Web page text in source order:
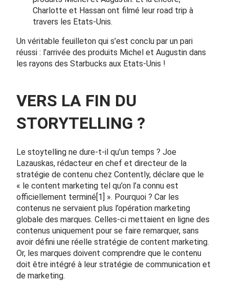
Charlotte et Hassan ont filmé leur road trip à
travers les Etats-Unis.
Un véritable feuilleton qui s’est conclu par un pari
réussi : l’arrivée des produits Michel et Augustin dans
les rayons des Starbucks aux Etats-Unis !
VERS LA FIN DU
STORYTELLING ?
Le stoytelling ne dure-t-il qu’un temps ? Joe
Lazauskas, rédacteur en chef et directeur de la
stratégie de contenu chez Contently, déclare que le
« le content marketing tel qu’on l’a connu est
officiellement terminé[1] ». Pourquoi ? Car les
contenus ne servaient plus l’opération marketing
globale des marques. Celles-ci mettaient en ligne des
contenus uniquement pour se faire remarquer, sans
avoir défini une réelle stratégie de content marketing.
Or, les marques doivent comprendre que le contenu
doit être intégré à leur stratégie de communication et
de marketing.